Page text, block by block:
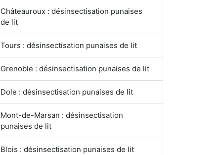
Châteauroux : désinsectisation punaises
de lit
Tours : désinsectisation punaises de lit
Grenoble : désinsectisation punaises de lit
Dole : désinsectisation punaises de lit
Mont-de-Marsan : désinsectisation
punaises de lit
Blois : désinsectisation punaises de lit